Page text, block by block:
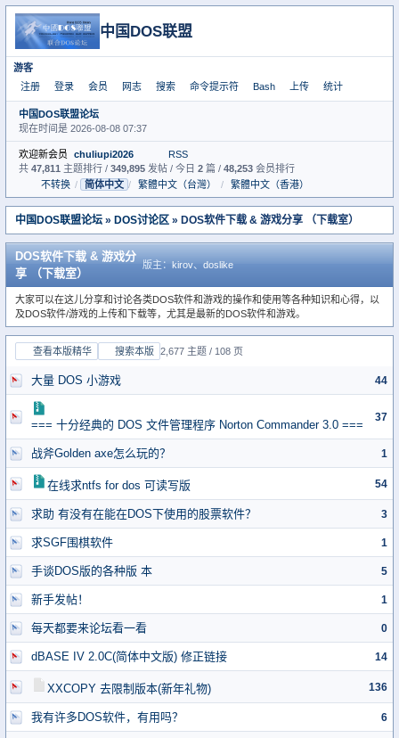
中国DOS联盟
游客
注册
登录 会员 网志 搜索 命令提示符 Bash 上传 统计
中国DOS联盟论坛
现在时间是 2026-08-08 07:37
欢迎新会员 chuliupi2026
RSS
共 47,811 主题排行 / 349,895 发帖 / 今日 2 篇 / 48,253 会员排行
不转换 / 简体中文 / 繁體中文（台灣） / 繁體中文（香港）
中国DOS联盟论坛 » DOS讨论区 » DOS软件下载 & 游戏分享 （下载室）
DOS软件下载 & 游戏分
享 （下载室）
版主： kirov、 doslike
大家可以在这儿分享和讨论各类DOS软件和游戏的操作和使用等各种知识和心得，以
及DOS软件/游戏的上传和下载等，尤其是最新的DOS软件和游戏。
查看本版精华 搜索本版 2,677 主题 / 108 页
大量 DOS 小游戏 44
=== 十分经典的 DOS 文件管理程序 Norton Commander 3.0 ===
37
战斧Golden axe怎么玩的？ 1
在线求ntfs for dos 可读写版 54
求助 有没有在能在DOS下使用的股票软件？ 3
求SGF围棋软件 1
手谈DOS版的各种版 本 5
新手发帖！ 1
每天都要来论坛看一看 0
dBASE IV 2.0C(简体中文版) 修正链接 14
XXCOPY 去限制版本(新年礼物) 136
我有许多DOS软件，有用吗？ 6